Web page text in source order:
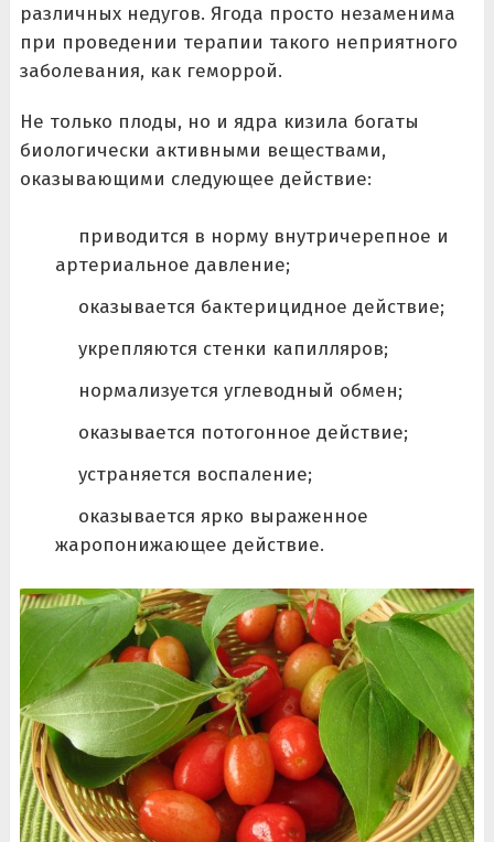
различных недугов. Ягода просто незаменима
при проведении терапии такого неприятного
заболевания, как геморрой.
Не только плоды, но и ядра кизила богаты
биологически активными веществами,
оказывающими следующее действие:
приводится в норму внутричерепное и
артериальное давление;
оказывается бактерицидное действие;
укрепляются стенки капилляров;
нормализуется углеводный обмен;
оказывается потогонное действие;
устраняется воспаление;
оказывается ярко выраженное
жаропонижающее действие.